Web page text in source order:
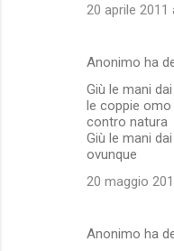
20 aprile 2011
Anonimo ha
Giù le mani dai
le coppie
contro natura
Giù le mani
ovunque
20 maggio
Anonimo ha